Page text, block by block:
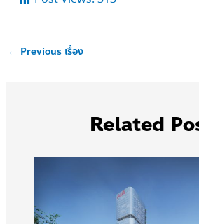
← Previous เรื่อง
Related